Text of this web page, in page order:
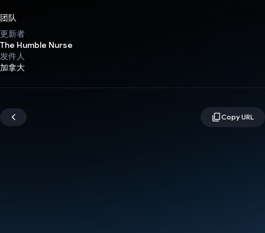
团队
更新者
The Humble Nurse
发件人
加拿大